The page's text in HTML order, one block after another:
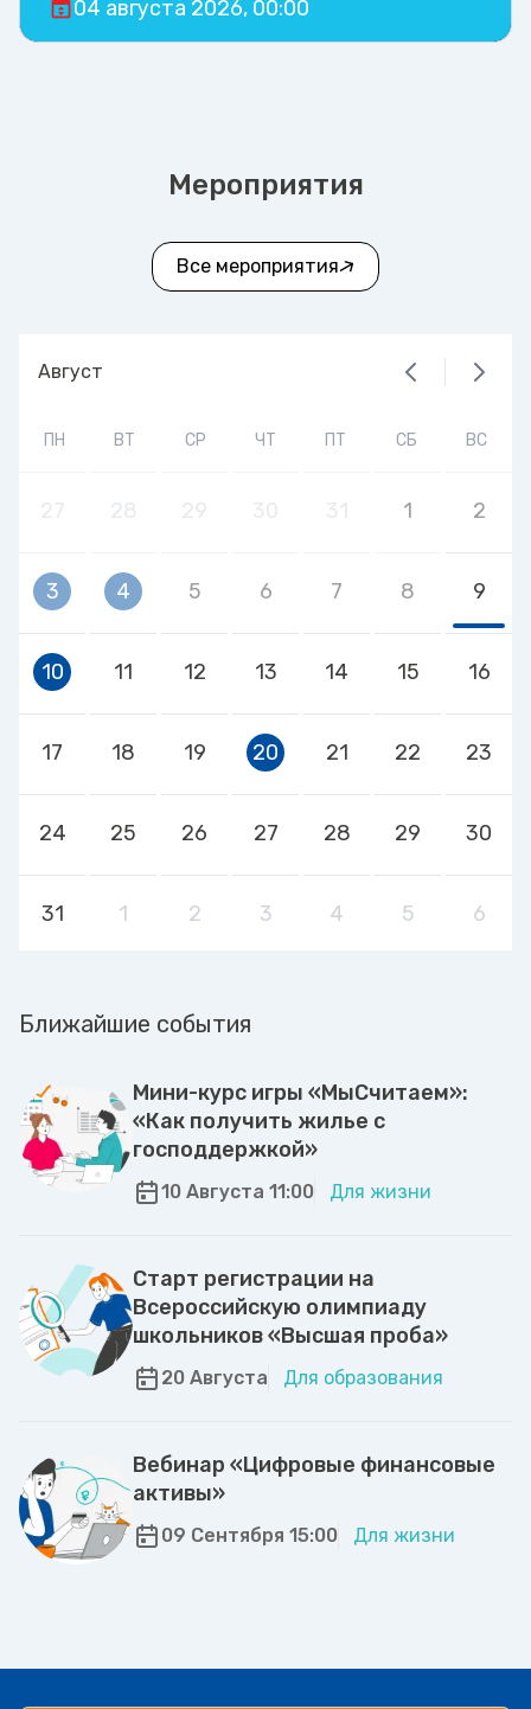
04 августа 2026, 00:00
Мероприятия
Все мероприятия
Август
ПН ВТ СР ЧТ ПТ СБ ВС
1 2
3 4 5 6 7 8 9
10 11 12 13 14 15 16
17 18 19 20 21 22 23
24 25 26 27 28 29 30
31 1 2 3 4 5 6
Ближайшие события
Мини-курс игры «МыСчитаем»:
«Как получить жилье с
господдержкой»
10 Августа 11:00 Для жизни
Старт регистрации на
Всероссийскую олимпиаду
школьников «Высшая проба»
20 Августа Для образования
Вебинар «Цифровые финансовые
активы»
09 Сентября 15:00 Для жизни